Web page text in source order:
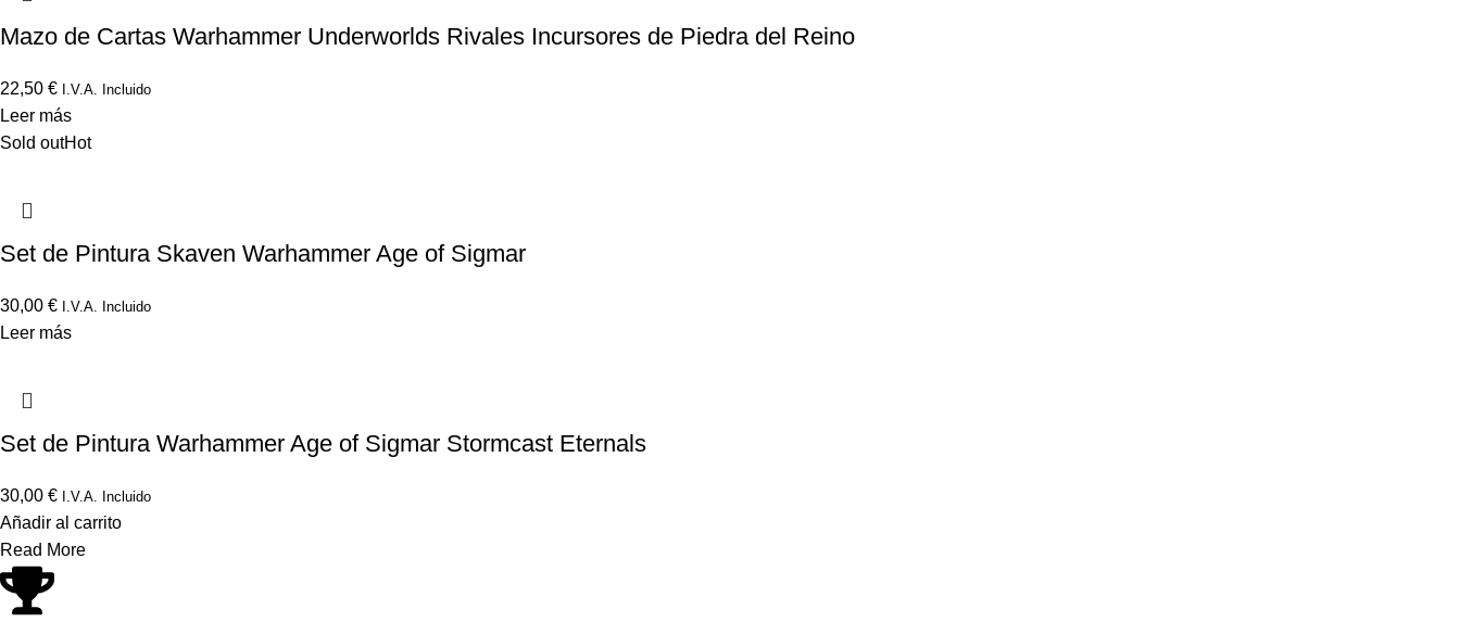
Mazo de Cartas Warhammer Underworlds Rivales Incursores de Piedra del Reino
22,50 € I.V.A. Incluido
Leer más
Sold outHot
Set de Pintura Skaven Warhammer Age of Sigmar
30,00 € I.V.A. Incluido
Leer más
Set de Pintura Warhammer Age of Sigmar Stormcast Eternals
30,00 € I.V.A. Incluido
Añadir al carrito
Read More